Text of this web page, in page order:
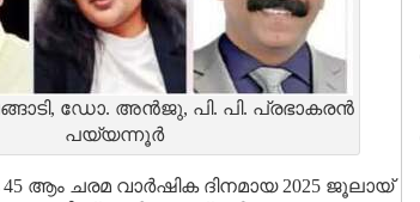
ഡോ. അൻജു, പി. പി. പ്രഭാകരൻ
പയ്യന്നൂർ
ആം ചരമ വാർഷിക ദിനമായ 2025 ജൂലായ്